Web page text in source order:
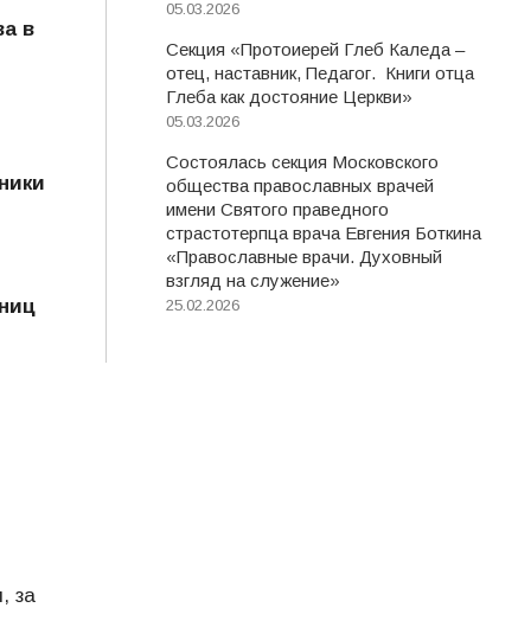
в
за
05.03.2026
Секция «Протоиерей Глеб Каледа –
отец, наставник, Педагог. Книги отца
Глеба как достояние Церкви»
05.03.2026
Состоялась секция Московского
общества православных врачей
имени Святого праведного
страстотерпца врача Евгения Боткина
«Православные врачи. Духовный
взгляд на служение»
25.02.2026